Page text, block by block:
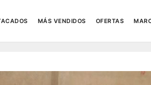
MÁS VENDIDOS OFERTAS